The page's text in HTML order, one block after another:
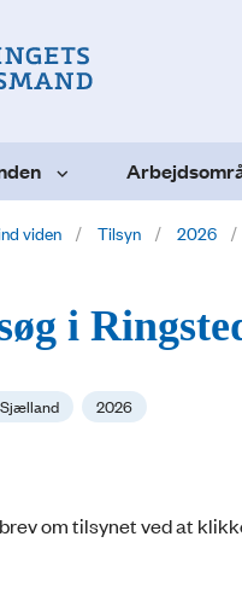
viden Tilsyn 2026
i
2026
om tilsynet ved at